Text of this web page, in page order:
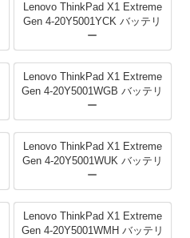
Lenovo ThinkPad X1 Extreme
Gen 4-20Y5001YCK バッテリ
ー
Lenovo ThinkPad X1 Extreme
Gen 4-20Y5001WGB バッテリ
ー
Lenovo ThinkPad X1 Extreme
Gen 4-20Y5001WUK バッテリ
ー
Lenovo ThinkPad X1 Extreme
Gen 4-20Y5001WMH バッテリ